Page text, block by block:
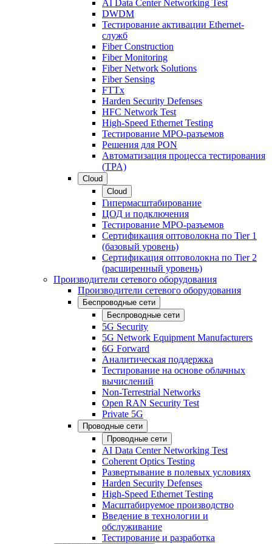
AI Data Center Networking Test
DWDM
Тестирование активации Ethernet-
служб
Fiber Construction
Fiber Monitoring
Fiber Network Solutions
Fiber Sensing
FTTx
Harden Security Defenses
HFC Network Test
High-Speed Ethernet Testing
Тестирование МРО-разъемов
Решения для PON
Автоматизация процесса тестирования
(TPA)
Cloud
Cloud
Гипермасштабирование
ЦОД и подключения
Тестирование МРО-разъемов
Сертификация оптоволокна по Tier 1
(базовый уровень)
Сертификация оптоволокна по Tier 2
(расширенный уровень)
Производители сетевого оборудования
Производители сетевого оборудования
Беспроводные сети
Беспроводные сети
5G Security
5G Network Equipment Manufacturers
6G Forward
Аналитическая поддержка
Тестирование на основе облачных
вычислений
Non-Terrestrial Networks
Open RAN Security Test
Private 5G
Проводные сети
Проводные сети
AI Data Center Networking Test
Coherent Optics Testing
Развертывание в полевых условиях
Harden Security Defenses
High-Speed Ethernet Testing
Масштабируемое производство
Введение в технологии и
обслуживание
Тестирование и разработка